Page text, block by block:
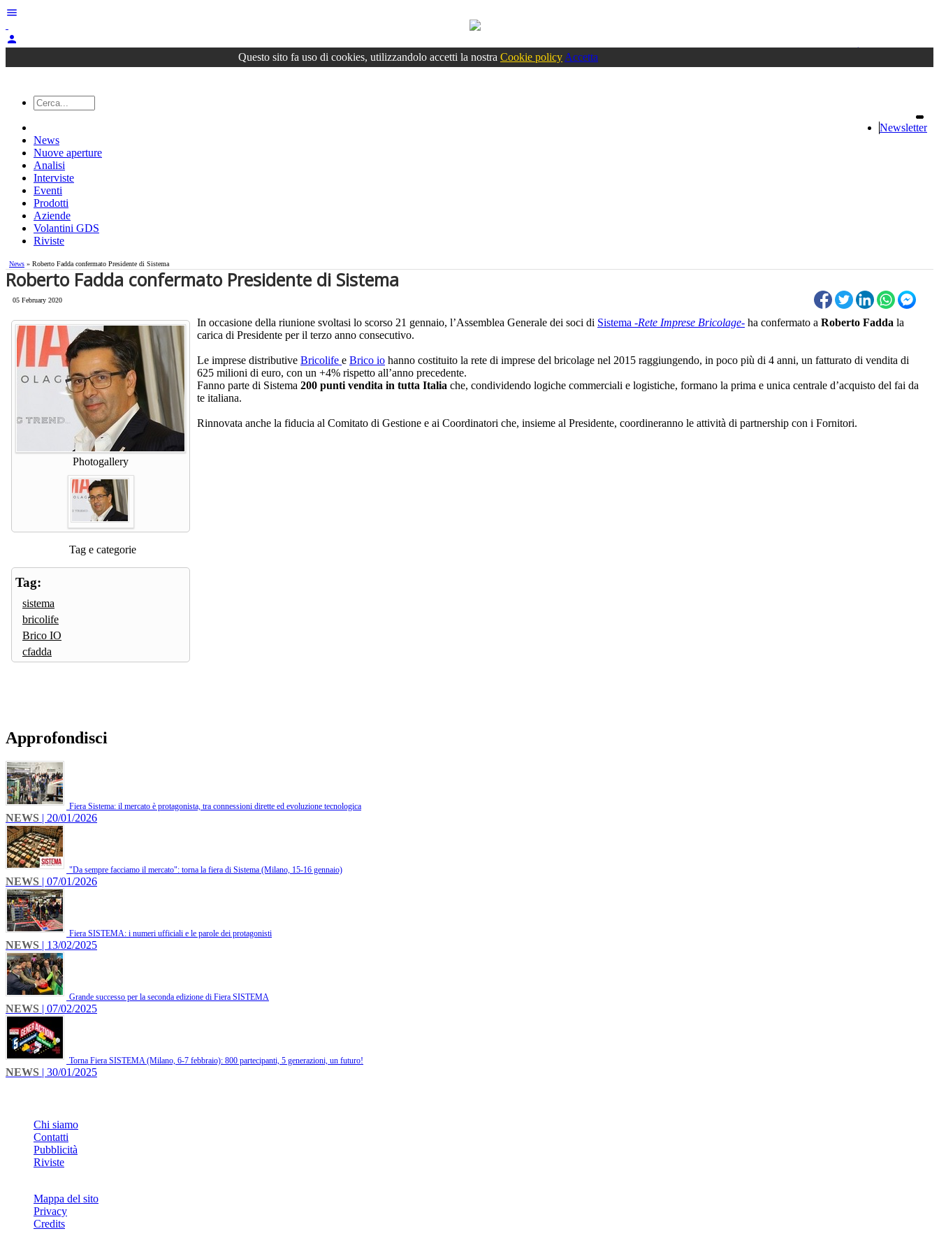
menu
person
Accedioppure registrati
Questo sito fa uso di cookies, utilizzandolo accetti la nostra Cookie policy Accetta
Newsletter
News
Nuove aperture
Analisi
Interviste
Eventi
Prodotti
Aziende
Volantini GDS
Riviste
News » Roberto Fadda confermato Presidente di Sistema
Roberto Fadda confermato Presidente di Sistema
05 February 2020
Photogallery
Tag e categorie
Tag:
sistema
bricolife
Brico IO
cfadda
In occasione della riunione svoltasi lo scorso 21 gennaio, l’Assemblea Generale dei soci di Sistema -Rete Imprese Bricolage- ha confermato a Roberto Fadda la
carica di Presidente per il terzo anno consecutivo.
Le imprese distributive Bricolife e Brico io hanno costituito la rete di imprese del bricolage nel 2015 raggiungendo, in poco più di 4 anni, un fatturato di vendita di
625 milioni di euro, con un +4% rispetto all’anno precedente.
Fanno parte di Sistema 200 punti vendita in tutta Italia che, condividendo logiche commerciali e logistiche, formano la prima e unica centrale d’acquisto del fai da
te italiana.
Rinnovata anche la fiducia al Comitato di Gestione e ai Coordinatori che, insieme al Presidente, coordineranno le attività di partnership con i Fornitori.
Approfondisci
Fiera Sistema: il mercato è protagonista, tra connessioni dirette ed evoluzione tecnologica
NEWS | 20/01/2026
"Da sempre facciamo il mercato": torna la fiera di Sistema (Milano, 15-16 gennaio)
NEWS | 07/01/2026
Fiera SISTEMA: i numeri ufficiali e le parole dei protagonisti
NEWS | 13/02/2025
Grande successo per la seconda edizione di Fiera SISTEMA
NEWS | 07/02/2025
Torna Fiera SISTEMA (Milano, 6-7 febbraio): 800 partecipanti, 5 generazioni, un futuro!
NEWS | 30/01/2025
Chi siamo
Contatti
Pubblicità
Riviste
Mappa del sito
Privacy
Credits